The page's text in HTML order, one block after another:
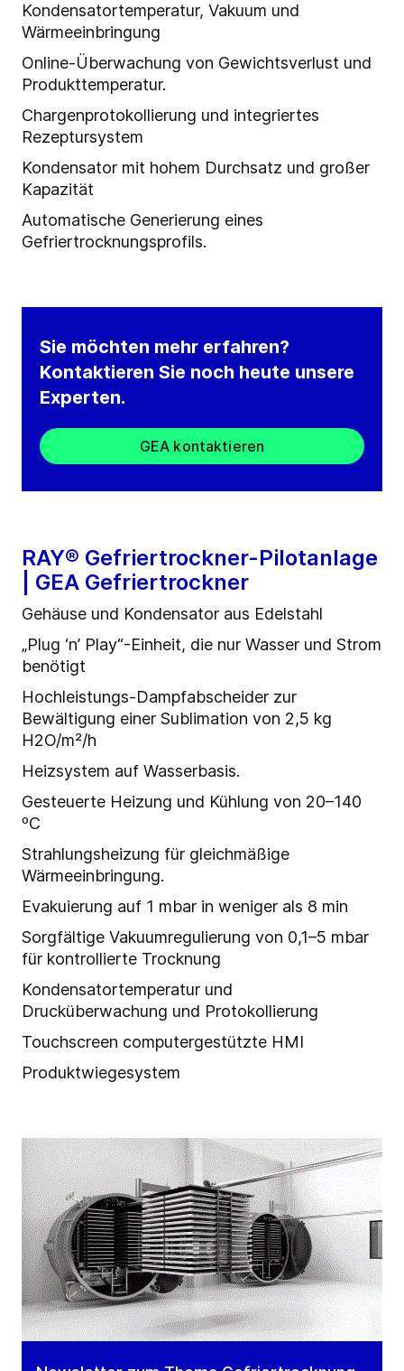
Kondensatortemperatur, Vakuum und
Wärmeeinbringung
Online-Überwachung von Gewichtsverlust und
Produkttemperatur.
Chargenprotokollierung und integriertes
Rezeptursystem
Kondensator mit hohem Durchsatz und großer
Kapazität
Automatische Generierung eines
Gefriertrocknungsprofils.
Sie möchten mehr erfahren?
Kontaktieren Sie noch heute unsere
Experten.
GEA kontaktieren
RAY® Gefriertrockner-Pilotanlage
| GEA Gefriertrockner
Gehäuse und Kondensator aus Edelstahl
„Plug ‘n’ Play“-Einheit, die nur Wasser und Strom
benötigt
Hochleistungs-Dampfabscheider zur
Bewältigung einer Sublimation von 2,5 kg
H2O/m²/h
Heizsystem auf Wasserbasis.
Gesteuerte Heizung und Kühlung von 20–140
ºC
Strahlungsheizung für gleichmäßige
Wärmeeinbringung.
Evakuierung auf 1 mbar in weniger als 8 min
Sorgfältige Vakuumregulierung von 0,1–5 mbar
für kontrollierte Trocknung
Kondensatortemperatur und
Drucküberwachung und Protokollierung
Touchscreen computergestützte HMI
Produktwiegesystem